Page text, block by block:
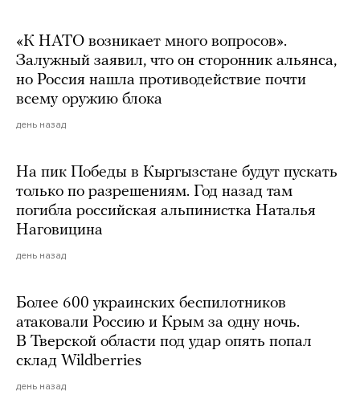
«К НАТО возникает много вопросов».
Залужный заявил, что он сторонник альянса,
но Россия нашла противодействие почти
всему оружию блока
день назад
На пик Победы в Кыргызстане будут пускать
только по разрешениям. Год назад там
погибла российская альпинистка Наталья
Наговицина
день назад
Более 600 украинских беспилотников
атаковали Россию и Крым за одну ночь.
В Тверской области под удар опять попал
склад Wildberries
день назад